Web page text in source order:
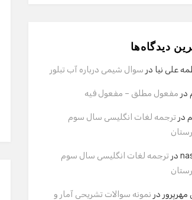
دیدگاه‌ها
علی نیا در سوال شیمی درباره آب تبلور
در مفعول مطلق – مفعول فیه
در ترجمه لغات انگلیسی سال سوم
در ترجمه لغات انگلیسی سال سوم
مهرپرور در نمونه سوالات تشریحی آمار و